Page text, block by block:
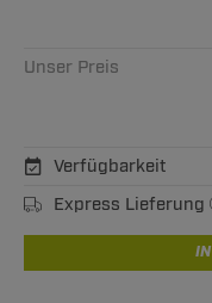
Unser Preis
Verfügbarkeit
Express Lieferung